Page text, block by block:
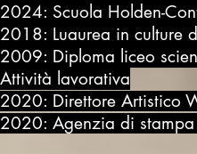
2024: Scuola Holden-
2018: Luaurea in culture
2009: Diploma liceo
Attività lavorativa
2020: Direttore Artistico
2020: Agenzia di stampa